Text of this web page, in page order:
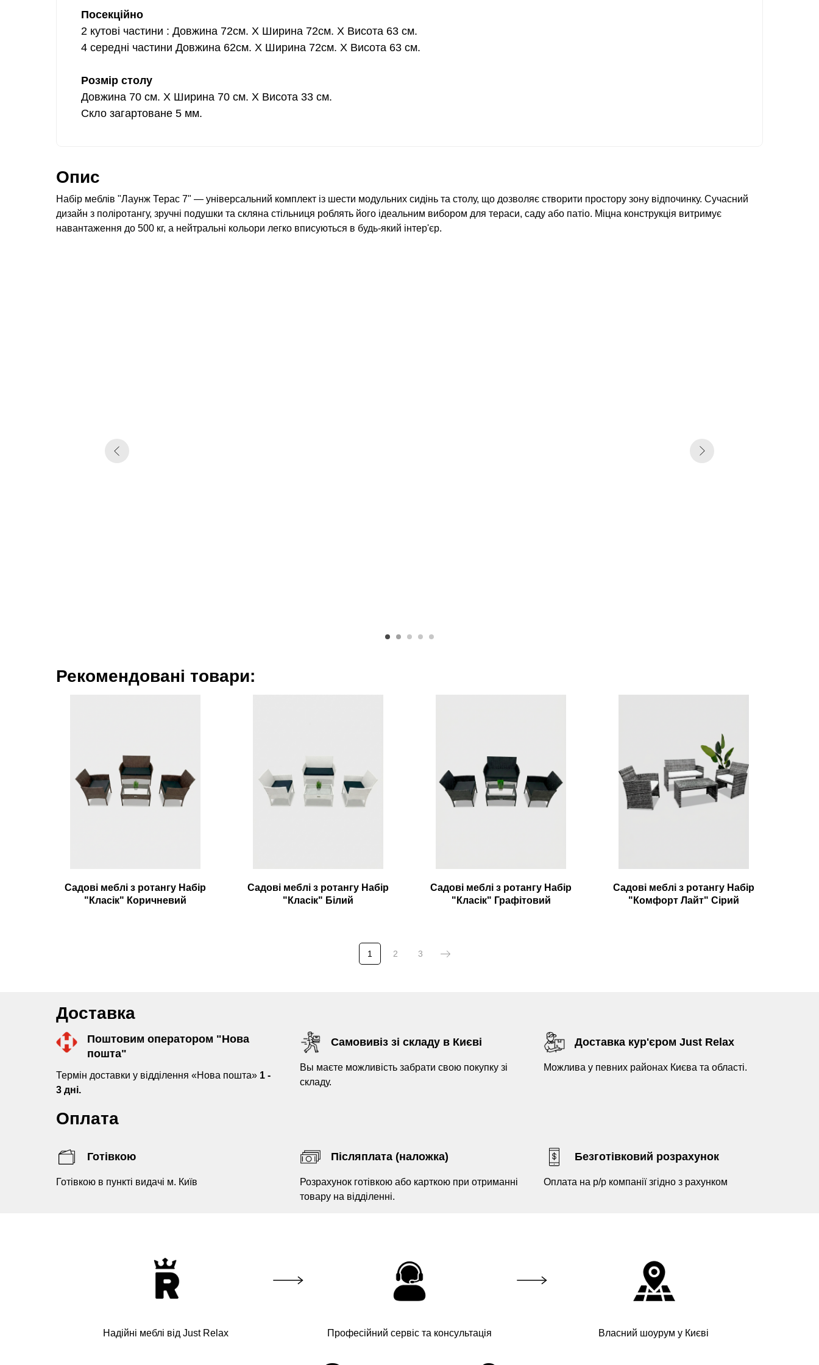
Посекційно
2 кутові частини : Довжина 72см. Х Ширина 72см. Х Висота 63 см.
4 середні частини Довжина 62см. Х Ширина 72см. Х Висота 63 см.
Розмір столу
Довжина 70 см. Х Ширина 70 см. Х Висота 33 см.
Скло загартоване 5 мм.
Опис
Набір меблів "Лаунж Терас 7" — універсальний комплект із шести модульних сидінь та столу, що дозволяє створити простору зону відпочинку. Сучасний
дизайн з поліротангу, зручні подушки та скляна стільниця роблять його ідеальним вибором для тераси, саду або патіо. Міцна конструкція витримує
навантаження до 500 кг, а нейтральні кольори легко вписуються в будь-який інтер'єр.
Рекомендовані товари:
Садові меблі з ротангу Набір
"Класік" Коричневий
Садові меблі з ротангу Набір
"Класік" Білий
Садові меблі з ротангу Набір
"Класік" Графітовий
Садові меблі з ротангу Набір
"Комфорт Лайт" Сірий
1 2 3
Доставка
Поштовим оператором "Нова
пошта"
Термін доставки у відділення «Нова пошта» 1 -
3 дні.
Самовивіз зі складу в Києві
Вы маєте можливість забрати свою покупку зі
складу.
Доставка кур'єром Just Relax
Можлива у певних районах Києва та області.
Оплата
Готівкою
Готівкою в пункті видачі м. Київ
Післяплата (наложка)
Розрахунок готівкою або карткою при отриманні
товару на відділенні.
Безготівковий розрахунок
Оплата на р/р компанії згідно з рахунком
Надійні меблі від Just Relax Професійний сервіс та консультація Власний шоурум у Києві